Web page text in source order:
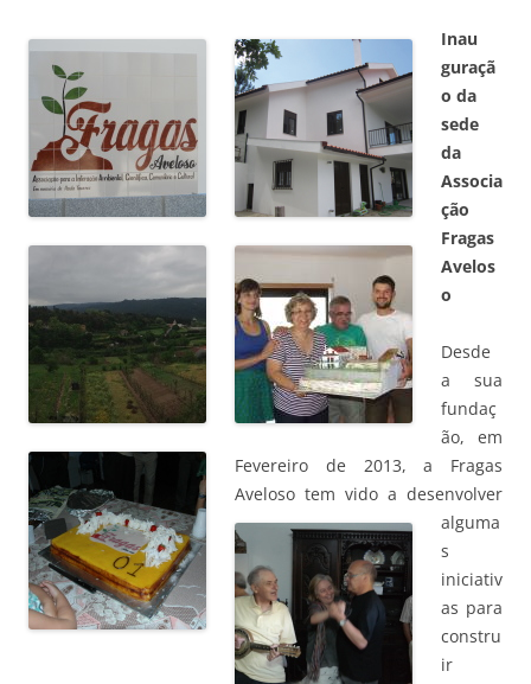
Inau
guraçã
o da
sede
da
Associa
ção
Fragas
Avelos
o
Desde
a sua
fundaç
ão, em
Fevereiro de 2013, a Fragas
Aveloso tem vido a desenvolver
alguma
s
iniciativ
as para
constru
ir